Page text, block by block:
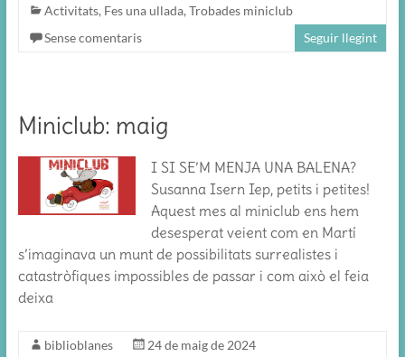
Activitats, Fes una ullada, Trobades miniclub
Sense comentaris
Seguir llegint
Miniclub: maig
I SI SE’M MENJA UNA BALENA?
Susanna Isern Iep, petits i petites!
Aquest mes al miniclub ens hem
desesperat veient com en Martí
s’imaginava un munt de possibilitats surrealistes i
catastròfiques impossibles de passar i com això el feia
deixa
biblioblanes
24 de maig de 2024